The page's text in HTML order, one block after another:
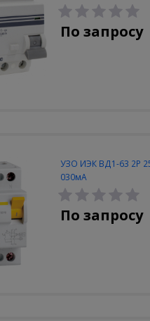
По запросу
УЗО ИЭК ВД1-63 2Р
030мА
По запросу